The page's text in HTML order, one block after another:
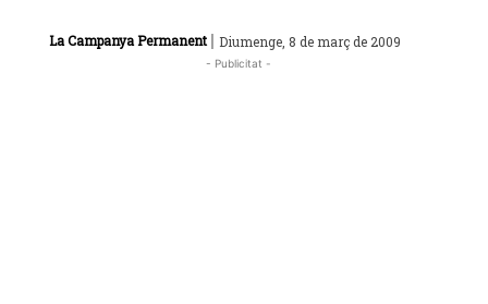
La Campanya Permanent | Diumenge, 8 de març de 2009
- Publicitat -